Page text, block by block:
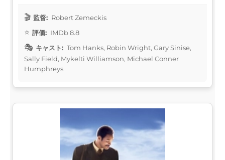
監督: Robert Zemeckis
評価: IMDb 8.8
キャスト: Tom Hanks, Robin Wright, Gary Sinise,
Sally Field, Mykelti Williamson, Michael Conner
Humphreys